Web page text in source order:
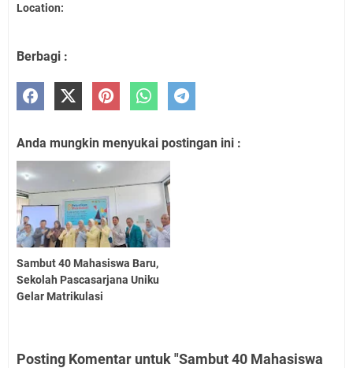
Location:
Berbagi :
Anda mungkin menyukai postingan ini :
Sambut 40 Mahasiswa Baru,
Sekolah Pascasarjana Uniku
Gelar Matrikulasi
Posting Komentar untuk "Sambut 40 Mahasiswa